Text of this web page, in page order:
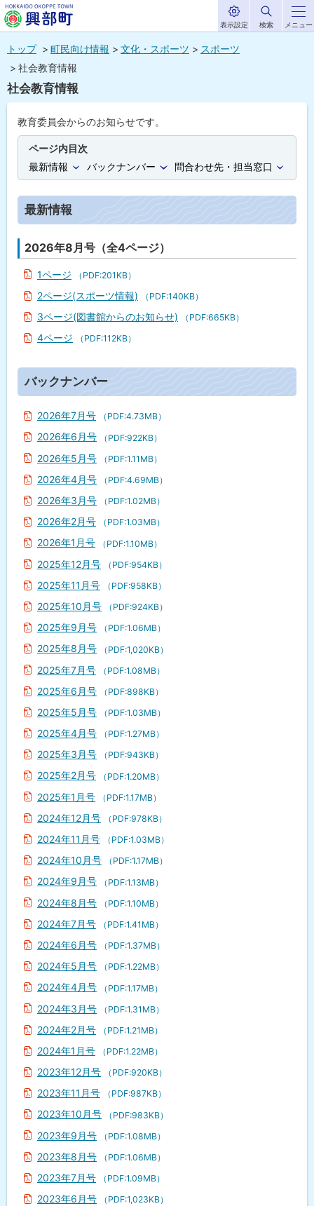
へ
メ
北海道興部
町
HOKKAIDO OKOPPE TOWN
メニュー
表示設定 検索
トップ 町民向け情報 文化・スポーツ
スポーツ
社会教育情報
社会教育情報
教育委員会からのお知らせです。
ページ内目次
最新情報
バックナンバー 問合わせ先・担当窓口
最新情報
2026年8月号（全4ページ）
1ページ （PDF:201KB）
2ページ(スポーツ情報) （PDF:140KB）
3ページ(図書館からのお知らせ) （PDF:665KB）
4ページ （PDF:112KB）
ッ
プ
る
バックナンバー
2026年7月号 （PDF:4.73MB）
2026年6月号 （PDF:922KB）
2026年5月号 （PDF:1.11MB）
2026年4月号 （PDF:4.69MB）
2026年3月号 （PDF:1.02MB）
2026年2月号 （PDF:1.03MB）
2026年1月号 （PDF:1.10MB）
2025年12月号 （PDF:954KB）
2025年11月号 （PDF:958KB）
2025年10月号 （PDF:924KB）
2025年9月号 （PDF:1.06MB）
2025年8月号 （PDF:1,020KB）
2025年7月号 （PDF:1.08MB）
2025年6月号 （PDF:898KB）
2025年5月号 （PDF:1.03MB）
2025年4月号 （PDF:1.27MB）
2025年3月号 （PDF:943KB）
2025年2月号 （PDF:1.20MB）
2025年1月号 （PDF:1.17MB）
2024年12月号 （PDF:978KB）
2024年11月号 （PDF:1.03MB）
2024年10月号 （PDF:1.17MB）
2024年9月号 （PDF:1.13MB）
2024年8月号 （PDF:1.10MB）
2024年7月号 （PDF:1.41MB）
2024年6月号 （PDF:1.37MB）
2024年5月号 （PDF:1.22MB）
2024年4月号 （PDF:1.17MB）
2024年3月号 （PDF:1.31MB）
2024年2月号 （PDF:1.21MB）
2024年1月号 （PDF:1.22MB）
2023年12月号 （PDF:920KB）
2023年11月号 （PDF:987KB）
2023年10月号 （PDF:983KB）
2023年9月号 （PDF:1.08MB）
2023年8月号 （PDF:1.06MB）
2023年7月号 （PDF:1.09MB）
2023年6月号 （PDF:1,023KB）